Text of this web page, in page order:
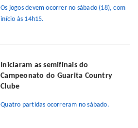
Os jogos devem ocorrer no sábado (18), com
início às 14h15.
Iniciaram as semifinais do
Campeonato do Guarita Country
Clube
Quatro partidas ocorreram no sábado.